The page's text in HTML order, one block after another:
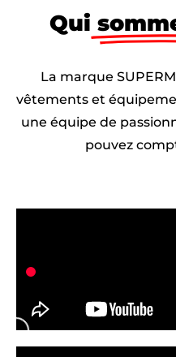
Qui
La marque
vêtements et
une équipe de
pouvez